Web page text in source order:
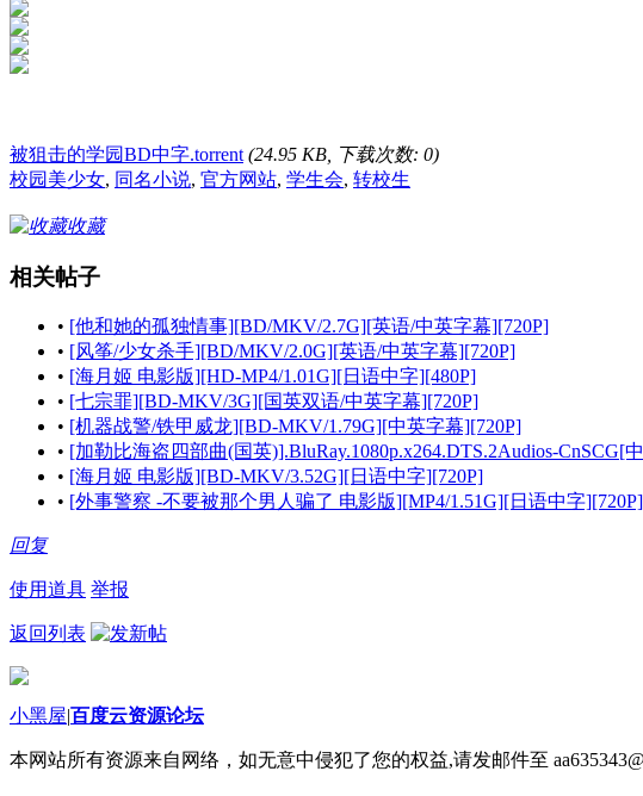
被狙击的学园BD中字.torrent (24.95 KB, 下载次数: 0)
校园美少女, 同名小说, 官方网站, 学生会, 转校生
收藏
相关帖子
• [他和她的孤独情事][BD/MKV/2.7G][英语/中英字幕][720P]
• [风筝/少女杀手][BD/MKV/2.0G][英语/中英字幕][720P]
• [海月姬 电影版][HD-MP4/1.01G][日语中字][480P]
• [七宗罪][BD-MKV/3G][国英双语/中英字幕][720P]
• [机器战警/铁甲威龙][BD-MKV/1.79G][中英字幕][720P]
• [加勒比海盗四部曲(国英)].BluRay.1080p.x264.DTS.2Audios-CnSCG[
• [海月姬 电影版][BD-MKV/3.52G][日语中字][720P]
• [外事警察 -不要被那个男人骗了 电影版][MP4/1.51G][日语中字][720P]
回复
使用道具 举报
返回列表
小黑屋|百度云资源论坛
本网站所有资源来自网络，如无意中侵犯了您的权益,请发邮件至